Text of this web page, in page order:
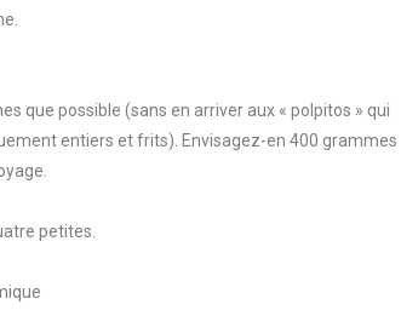
que possible (sans en arriver aux « polpitos » qui
entiers et frits). Envisagez-en 400 grammes
petites.